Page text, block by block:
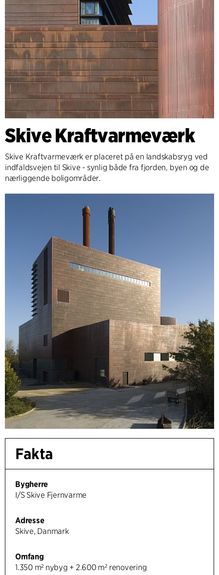
Skive Kraftvarmeværk
Skive Kraftvarmeværk er placeret på en landskabsryg ved
indfaldsvejen til Skive - synlig både fra fjorden, byen og de
nærliggende boligområder.
Fakta
Bygherre
I/S Skive Fjernvarme
Adresse
Skive, Danmark
Omfang
1.350 m² nybyg + 2.600 m² renovering